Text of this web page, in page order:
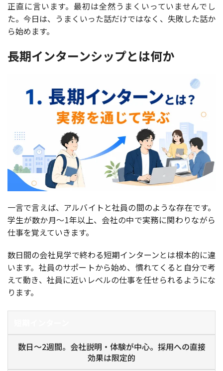
正直に言います。最初は全然うまくいっていませんでし
た。今日は、うまくいった話だけではなく、失敗した話か
ら始めます。
長期インターンシップとは何か
一言で言えば、アルバイトと社員の間のような存在です。
学生が数か月〜1年以上、会社の中で実務に関わりながら
仕事を覚えていきます。
数日間の会社見学で終わる短期インターンとは根本的に違
います。社員のサポートから始め、慣れてくると自分で考
えて動き、社員に近いレベルの仕事を任せられるようにな
ります。
数日〜2週間。会社説明・体験が中心。採用への直接
効果は限定的